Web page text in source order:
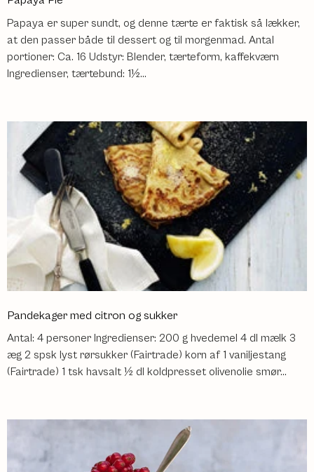
Papaya er super sundt, og denne tærte er faktisk så lækker,
at den passer både til dessert og til morgenmad. Antal
portioner: Ca. 16 Udstyr: Blender, tærteform, kaffekværn
Ingredienser, tærtebund: 1½...
Pandekager med citron og sukker
Antal: 4 personer Ingredienser: 200 g hvedemel 4 dl mælk 3
æg 2 spsk lyst rørsukker (Fairtrade) korn af 1 vaniljestang
(Fairtrade) 1 tsk havsalt ½ dl koldpresset olivenolie smør...